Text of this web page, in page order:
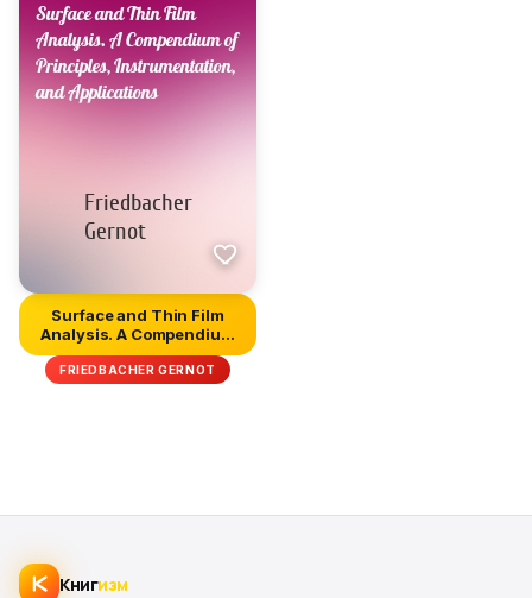
Surface and Thin Film
Analysis. A Compendium
of Pr...
FRIEDBACHER GERNOT
Книгизм